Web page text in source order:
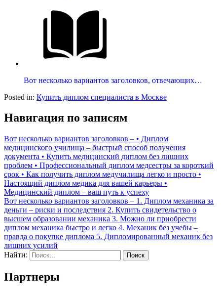
Вот несколько вариантов заголовков, отвечающих…
Posted in: Купить диплом специалиста в Москве
Навигация по записям
Вот несколько вариантов заголовков – • Диплом
медицинского училища – быстрый способ получения
документа • Купить медицинский диплом без лишних
проблем • Профессиональный диплом медсестры за короткий
срок • Как получить диплом медучилища легко и просто •
Настоящий диплом медика для вашей карьеры •
Медицинский диплом – ваш путь к успеху
Вот несколько вариантов заголовков – 1. Диплом механика за
деньги – риски и последствия 2. Купить свидетельство о
высшем образовании механика 3. Можно ли приобрести
диплом механика быстро и легко 4. Механик без учебы –
правда о покупке диплома 5. Дипломированный механик без
лишних усилий
Найти:
Партнеры